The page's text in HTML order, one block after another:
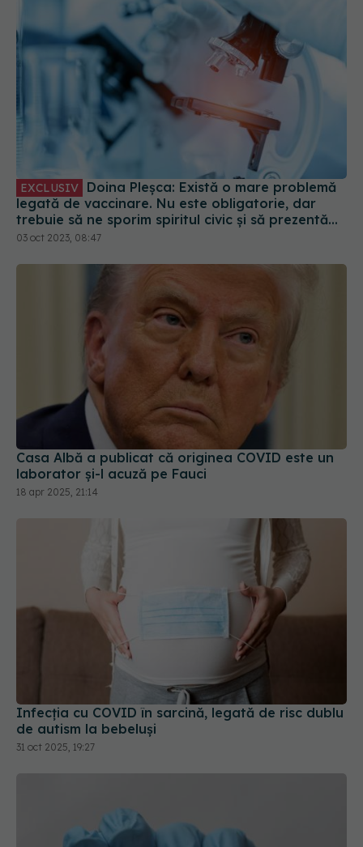
EXCLUSIV
legată de vaccinare. Nu este obligatorie, dar
trebuie să ne sporim spiritul civic și să prezentăm
corect minusurile și plusurile fiecărui vaccin
03 oct 2023, 08:47
Casa Albă a publicat că originea COVID este un
laborator și-l acuză pe Fauci
18 apr 2025, 21:14
Infecția cu COVID în sarcină, legată de risc dublu